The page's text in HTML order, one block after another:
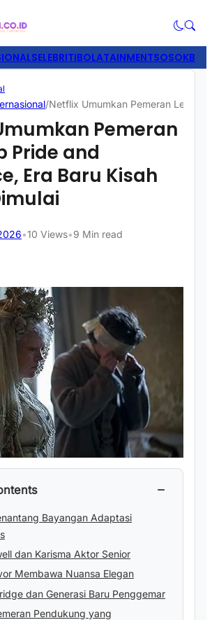
SELEBRITIBOLATAINMENTSOSOK
/Netflix Umumkan Pemeran
Pemeran
Pride and
Era Baru Kisah
•10 Views•9 Min read
−
Bayangan Adaptasi
dan Karisma Aktor Senior
Membawa Nuansa Elegan
dan Generasi Baru Penggemar
Pendukung yang